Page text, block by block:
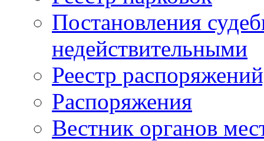
Постановления
недействительными
Реестр
Распоряжения
Вестник органов